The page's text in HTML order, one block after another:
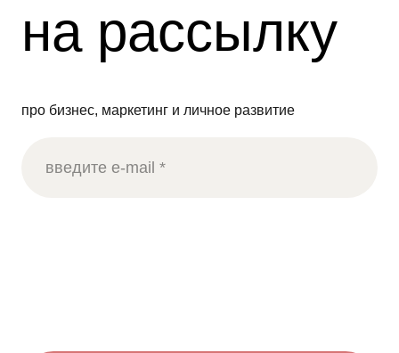
на рассылку
про бизнес, маркетинг и личное развитие